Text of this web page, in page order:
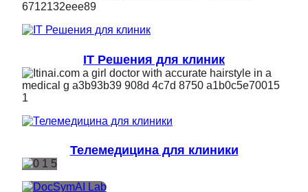
IT Решения для клиник
Телемедицина для клиники